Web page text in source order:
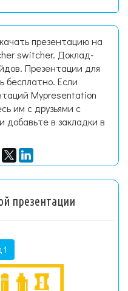
презентацию на
switcher. Доклад-
Презентации для
бесплатно. Если
Mypresentation
им с друзьями с
добавьте в закладки в
презентации
1